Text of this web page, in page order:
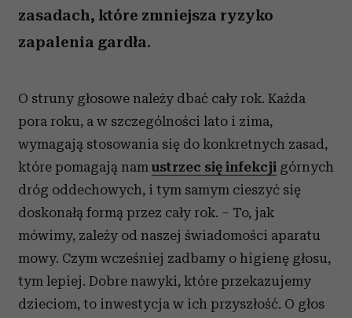
zasadach, które zmniejsza ryzyko
zapalenia gardła.
O struny głosowe należy dbać cały rok. Każda
pora roku, a w szczególności lato i zima,
wymagają stosowania się do konkretnych zasad,
które pomagają nam ustrzec się infekcji górnych
dróg oddechowych, i tym samym cieszyć się
doskonałą formą przez cały rok. – To, jak
mówimy, zależy od naszej świadomości aparatu
mowy. Czym wcześniej zadbamy o higienę głosu,
tym lepiej. Dobre nawyki, które przekazujemy
dzieciom, to inwestycja w ich przyszłość. O głos